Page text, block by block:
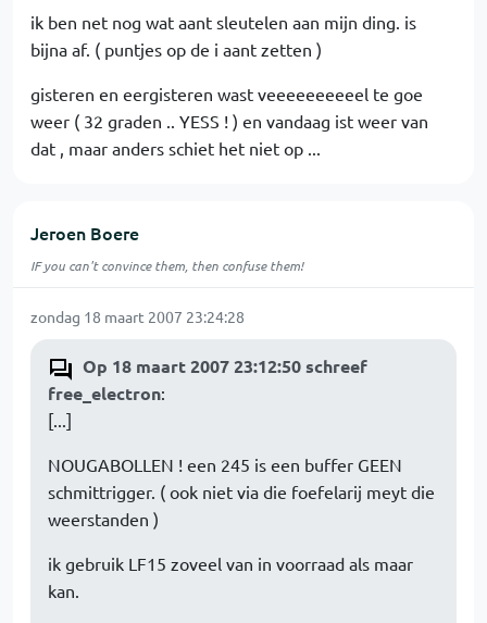
ik ben net nog wat aant sleutelen aan mijn ding. is
bijna af. ( puntjes op de i aant zetten )
gisteren en eergisteren wast veeeeeeeeeel te goe
weer ( 32 graden .. YESS ! ) en vandaag ist weer van
dat , maar anders schiet het niet op ...
Jeroen Boere
IF you can't convince them, then confuse them!
zondag 18 maart 2007 23:24:28
Op 18 maart 2007 23:12:50 schreef
free_electron:
[...]
NOUGABOLLEN ! een 245 is een buffer GEEN
schmittrigger. ( ook niet via die foefelarij meyt die
weerstanden )
ik gebruik LF15 zoveel van in voorraad als maar
kan.